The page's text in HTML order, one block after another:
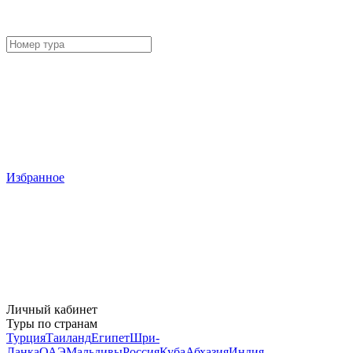
Избранное
Личный кабинет
Туры по странам
ТурцияТаиландЕгипетШри-